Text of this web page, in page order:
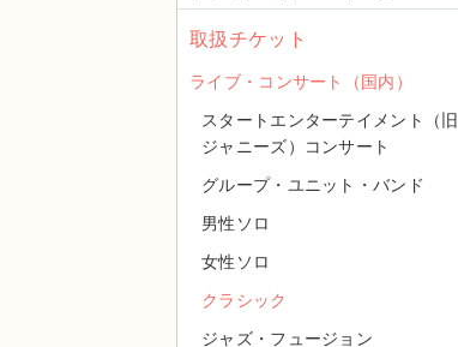
取扱チケット
ライブ・コンサート（国内）
スタートエンターテイメント（旧
ジャニーズ）コンサート
グループ・ユニット・バンド
男性ソロ
女性ソロ
クラシック
ジャズ・フュージョン